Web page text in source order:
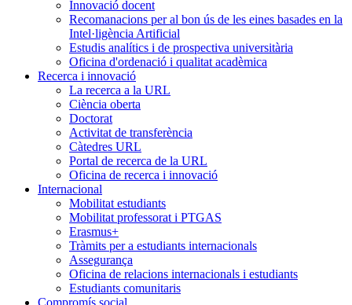
Innovació docent
Recomanacions per al bon ús de les eines basades en la
Intel·ligència Artificial
Estudis analítics i de prospectiva universitària
Oficina d'ordenació i qualitat acadèmica
Recerca i innovació
La recerca a la URL
Ciència oberta
Doctorat
Activitat de transferència
Càtedres URL
Portal de recerca de la URL
Oficina de recerca i innovació
Internacional
Mobilitat estudiants
Mobilitat professorat i PTGAS
Erasmus+
Tràmits per a estudiants internacionals
Assegurança
Oficina de relacions internacionals i estudiants
Estudiants comunitaris
Compromís social